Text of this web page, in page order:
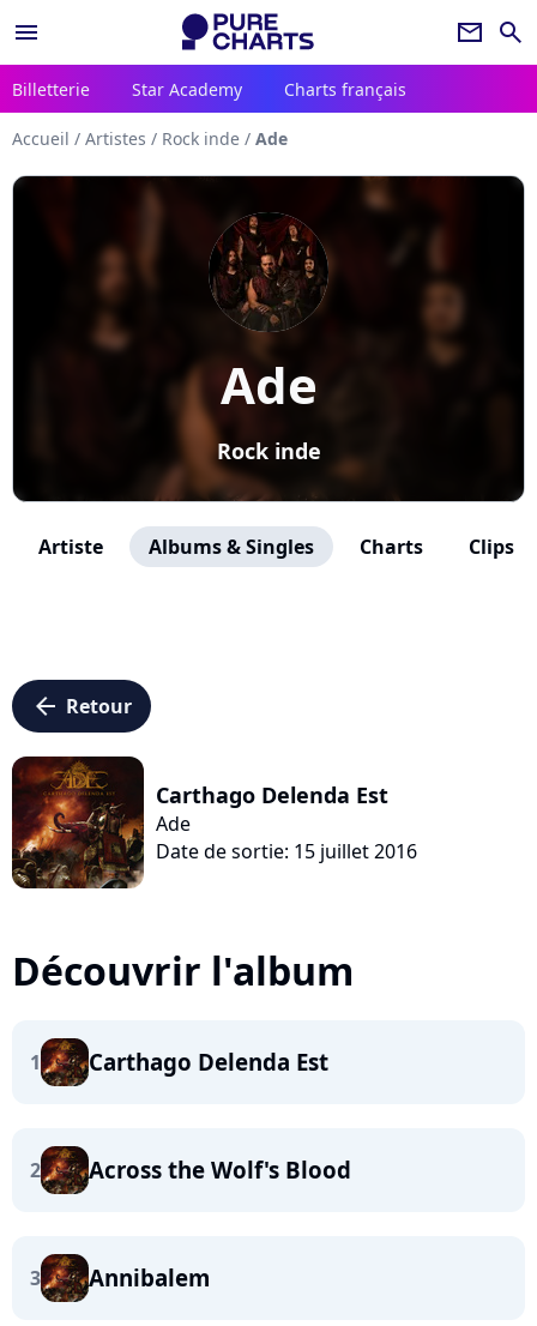
menu newsletter search
Billetterie Star Academy Charts français
Accueil / Artistes / Rock inde / Ade
Ade
Rock inde
Artiste Albums & Singles Charts Clips
arrow_left Retour
Carthago Delenda Est
Ade
Date de sortie: 15 juillet 2016
Découvrir l'album
1 Carthago Delenda Est
2 Across the Wolf's Blood
3 Annibalem